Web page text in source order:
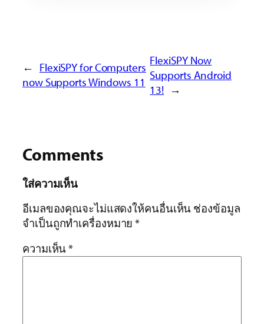
← FlexiSPY for Computers
now Supports Windows 11
FlexiSPY Now
Supports Android
13! →
Comments
ใส่ความเห็น
อีเมลของคุณจะไม่แสดงให้คนอื่นเห็น ช่องข้อมูล
จำเป็นถูกทำเครื่องหมาย*
ความเห็น*